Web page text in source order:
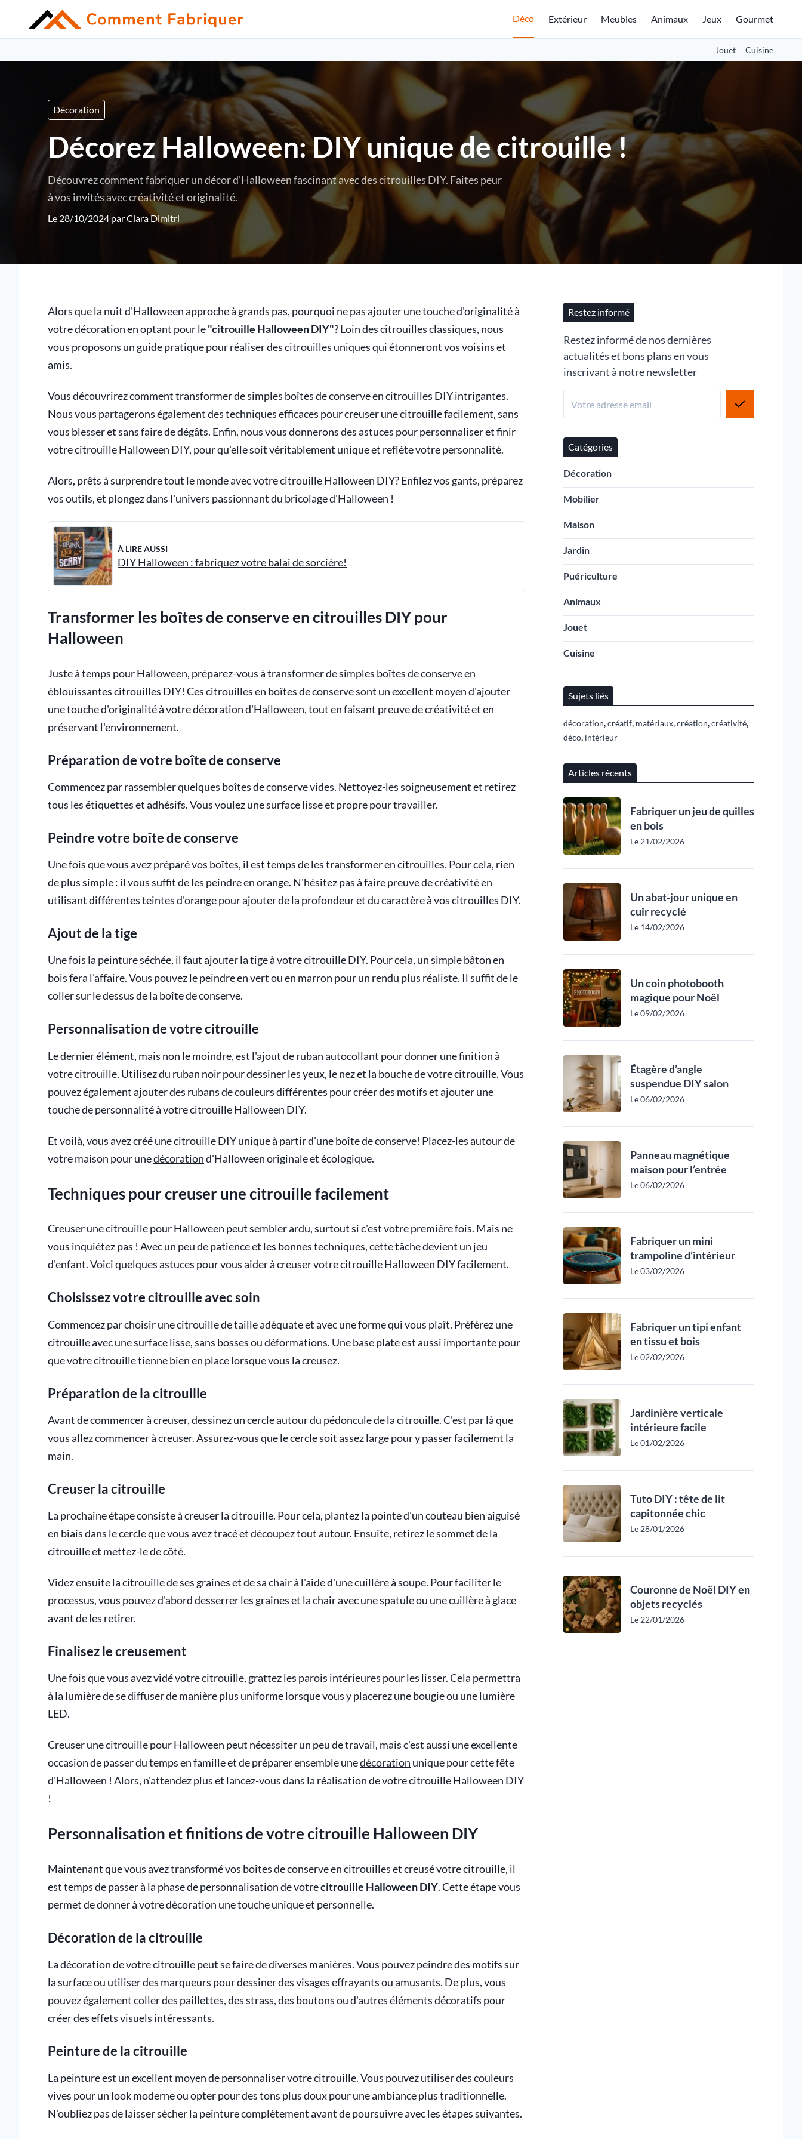
Déco Extérieur Meubles Animaux Jeux Gourmet
Jouet Cuisine
Décoration
Décorez Halloween: DIY unique de citrouille !
Découvrez comment fabriquer un décor d'Halloween fascinant avec des citrouilles DIY. Faites peur
à vos invités avec créativité et originalité.
Le 28/10/2024 parClara Dimitri
Alors que la nuit d'Halloween approche à grands pas, pourquoi ne pas ajouter une touche d'originalité à
votredécorationen optant pour le"citrouille Halloween DIY"? Loin des citrouilles classiques, nous
vous proposons un guide pratique pour réaliser des citrouilles uniques qui étonneront vos voisins et
amis.
Vous découvrirez comment transformer de simples boîtes de conserve en citrouilles DIY intrigantes.
Nous vous partagerons également des techniques efficaces pour creuser une citrouille facilement, sans
vous blesser et sans faire de dégâts. Enfin, nous vous donnerons des astuces pour personnaliser et finir
votre citrouille Halloween DIY, pour qu'elle soit véritablement unique et reflète votre personnalité.
Alors, prêts à surprendre tout le monde avec votre citrouille Halloween DIY? Enfilez vos gants, préparez
vos outils, et plongez dans l'univers passionnant du bricolage d'Halloween !
À LIRE AUSSI
DIY Halloween : fabriquez votre balai de sorcière!
Transformer les boîtes de conserve en citrouilles DIY pour
Halloween
Juste à temps pour Halloween, préparez-vous à transformer de simples boîtes de conserve en
éblouissantes citrouilles DIY! Ces citrouilles en boîtes de conserve sont un excellent moyen d'ajouter
une touche d'originalité à votredécorationd'Halloween, tout en faisant preuve de créativité et en
préservant l'environnement.
Préparation de votre boîte de conserve
Commencez par rassembler quelques boîtes de conserve vides. Nettoyez-les soigneusement et retirez
tous les étiquettes et adhésifs. Vous voulez une surface lisse et propre pour travailler.
Peindre votre boîte de conserve
Une fois que vous avez préparé vos boîtes, il est temps de les transformer en citrouilles. Pour cela, rien
de plus simple : il vous suffit de les peindre en orange. N'hésitez pas à faire preuve de créativité en
utilisant différentes teintes d'orange pour ajouter de la profondeur et du caractère à vos citrouilles DIY.
Ajout de la tige
Une fois la peinture séchée, il faut ajouter la tige à votre citrouille DIY. Pour cela, un simple bâton en
bois fera l'affaire. Vous pouvez le peindre en vert ou en marron pour un rendu plus réaliste. Il suffit de le
coller sur le dessus de la boîte de conserve.
Personnalisation de votre citrouille
Le dernier élément, mais non le moindre, est l'ajout de ruban autocollant pour donner une finition à
votre citrouille. Utilisez du ruban noir pour dessiner les yeux, le nez et la bouche de votre citrouille. Vous
pouvez également ajouter des rubans de couleurs différentes pour créer des motifs et ajouter une
touche de personnalité à votre citrouille Halloween DIY.
Et voilà, vous avez créé une citrouille DIY unique à partir d'une boîte de conserve! Placez-les autour de
votre maison pour unedécorationd'Halloween originale et écologique.
Techniques pour creuser une citrouille facilement
Creuser une citrouille pour Halloween peut sembler ardu, surtout si c'est votre première fois. Mais ne
vous inquiétez pas ! Avec un peu de patience et les bonnes techniques, cette tâche devient un jeu
d'enfant. Voici quelques astuces pour vous aider à creuser votre citrouille Halloween DIY facilement.
Choisissez votre citrouille avec soin
Commencez par choisir une citrouille de taille adéquate et avec une forme qui vous plaît. Préférez une
citrouille avec une surface lisse, sans bosses ou déformations. Une base plate est aussi importante pour
que votre citrouille tienne bien en place lorsque vous la creusez.
Préparation de la citrouille
Avant de commencer à creuser, dessinez un cercle autour du pédoncule de la citrouille. C'est par là que
vous allez commencer à creuser. Assurez-vous que le cercle soit assez large pour y passer facilement la
main.
Creuser la citrouille
La prochaine étape consiste à creuser la citrouille. Pour cela, plantez la pointe d'un couteau bien aiguisé
en biais dans le cercle que vous avez tracé et découpez tout autour. Ensuite, retirez le sommet de la
citrouille et mettez-le de côté.
Videz ensuite la citrouille de ses graines et de sa chair à l'aide d'une cuillère à soupe. Pour faciliter le
processus, vous pouvez d'abord desserrer les graines et la chair avec une spatule ou une cuillère à glace
avant de les retirer.
Finalisez le creusement
Une fois que vous avez vidé votre citrouille, grattez les parois intérieures pour les lisser. Cela permettra
à la lumière de se diffuser de manière plus uniforme lorsque vous y placerez une bougie ou une lumière
LED.
Creuser une citrouille pour Halloween peut nécessiter un peu de travail, mais c'est aussi une excellente
occasion de passer du temps en famille et de préparer ensemble unedécoration unique pour cette fête
d'Halloween ! Alors, n'attendez plus et lancez-vous dans la réalisation de votre citrouille Halloween DIY
!
Personnalisation et finitions de votre citrouille Halloween DIY
Maintenant que vous avez transformé vos boîtes de conserve en citrouilles et creusé votre citrouille, il
est temps de passer à la phase de personnalisation de votrecitrouille Halloween DIY. Cette étape vous
permet de donner à votre décoration une touche unique et personnelle.
Décoration de la citrouille
La décoration de votre citrouille peut se faire de diverses manières. Vous pouvez peindre des motifs sur
la surface ou utiliser des marqueurs pour dessiner des visages effrayants ou amusants. De plus, vous
pouvez également coller des paillettes, des strass, des boutons ou d'autres éléments décoratifs pour
créer des effets visuels intéressants.
Peinture de la citrouille
La peinture est un excellent moyen de personnaliser votre citrouille. Vous pouvez utiliser des couleurs
vives pour un look moderne ou opter pour des tons plus doux pour une ambiance plus traditionnelle.
N'oubliez pas de laisser sécher la peinture complètement avant de poursuivre avec les étapes suivantes.
Restez informé
Restez informé de nos dernières
actualités et bons plans en vous
inscrivant à notre newsletter
Catégories
Décoration
Mobilier
Maison
Jardin
Puériculture
Animaux
Jouet
Cuisine
Sujets liés
décoration,créatif, matériaux,création,créativité,
déco, intérieur
Articles récents
Fabriquer un jeu de quilles
en bois
Le 21/02/2026
Un abat-jour unique en
cuir recyclé
Le 14/02/2026
Un coin photobooth
magique pour Noël
Le 09/02/2026
Étagère d’angle
suspendue DIY salon
Le 06/02/2026
Panneau magnétique
maison pour l’entrée
Le 06/02/2026
Fabriquer un mini
trampoline d’intérieur
Le 03/02/2026
Fabriquer un tipi enfant
en tissu et bois
Le 02/02/2026
Jardinière verticale
intérieure facile
Le 01/02/2026
Tuto DIY : tête de lit
capitonnée chic
Le 28/01/2026
Couronne de Noël DIY en
objets recyclés
Le 22/01/2026